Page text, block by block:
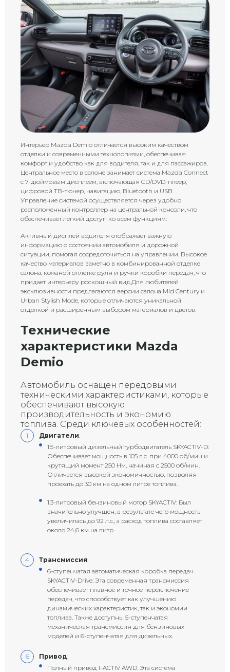
Интерьер Mazda Demio отличается высоким качеством
отделки и современными технологиями, обеспечивая
комфорт и удобство как для водителя, так и для пассажиров.
Центральное место в салоне занимает система Mazda Connect
с 7-дюймовым дисплеем, включающая CD/DVD-плеер,
цифровой ТВ-тюнер, навигацию, Bluetooth и USB.
Управление системой осуществляется через удобно
расположенный контроллер на центральной консоли, что
обеспечивает легкий доступ ко всем функциям.
Активный дисплей водителя отображает важную
информацию о состоянии автомобиля и дорожной
ситуации, помогая сосредоточиться на управлении. Высокое
качество материалов заметно в комбинированной отделке
салона, кожаной оплетке руля и ручки коробки передач, что
придает интерьеру роскошный вид.Для любителей
эксклюзивности предлагаются версии салона Mid Century и
Urban Stylish Mode, которые отличаются уникальной
отделкой и расширенным выбором материалов и цветов.
Технические
характеристики Mazda
Demio
Автомобиль оснащен передовыми
техническими характеристиками, которые
обеспечивают высокую
производительность и экономию
топлива. Среди ключевых особенностей:
Двигатели:
1.5-литровый дизельный турбодвигатель SKYACTIV-D:
Обеспечивает мощность в 105 л.с. при 4000 об/мин и
крутящий момент 250 Нм, начиная с 2500 об/мин.
Отличается высокой экономичностью, позволяя
проехать до 30 км на одном литре топлива.
1.3-литровый бензиновый мотор SKYACTIV: Был
значительно улучшен, в результате чего мощность
увеличилась до 92 л.с., а расход топлива составляет
около 24,6 км на литр.
Трансмиссия:
6-ступенчатая автоматическая коробка передач
SKYACTIV-Drive: Эта современная трансмиссия
обеспечивает плавное и точное переключение
передач, что способствует как улучшению
динамических характеристик, так и экономии
топлива. Также доступны 5-ступенчатая
механическая трансмиссия для бензиновых
моделей и 6-ступенчатая для дизельных.
Привод:
Полный привод I-ACTIV AWD: Эта система